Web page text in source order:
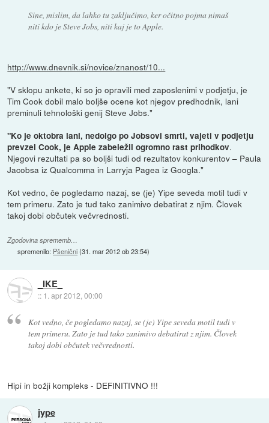
Sine, mislim, da lahko tu zaključimo, ker očitno pojma nimaš
niti kdo je Steve Jobs, niti kaj je to Apple.
http://www.dnevnik.si/novice/znanost/10...
"V sklopu ankete, ki so jo opravili med zaposlenimi v podjetju, je
Tim Cook dobil malo boljše ocene kot njegov predhodnik, lani
preminuli tehnološki genij Steve Jobs."
"Ko je oktobra lani, nedolgo po Jobsovi smrti, vajeti v podjetju
prevzel Cook, je Apple zabeležil ogromno rast prihodkov.
Njegovi rezultati pa so boljši tudi od rezultatov konkurentov – Paula
Jacobsa iz Qualcomma in Larryja Pagea iz Googla."
Kot vedno, če pogledamo nazaj, se (je) Yipe seveda motil tudi v
tem primeru. Zato je tud tako zanimivo debatirat z njim. Človek
takoj dobi občutek večvrednosti.
Zgodovina sprememb…
spremenilo: Pšenični(31. mar 2012 ob 23:54)
_IKE_
:: 1. apr 2012, 00:00
Kot vedno, če pogledamo nazaj, se (je) Yipe seveda motil tudi v
tem primeru. Zato je tud tako zanimivo debatirat z njim. Človek
takoj dobi občutek večvrednosti.
Hipi in božji kompleks - DEFINITIVNO !!!
jype